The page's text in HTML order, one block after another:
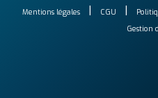
Mentions légales CGU
Gestion